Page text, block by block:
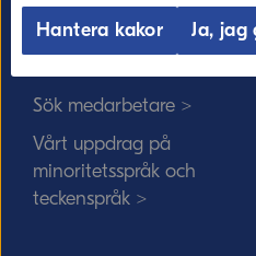
Kommerskollegium
Sök medarbetare >
Vårt uppdrag på
minoritetsspråk och
teckenspråk >
Hantera kakor Ja, jag